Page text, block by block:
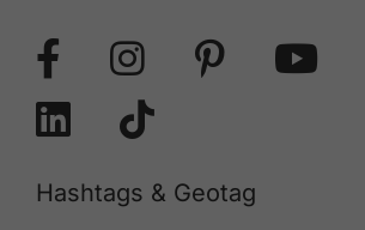
Hashtags & Geotag